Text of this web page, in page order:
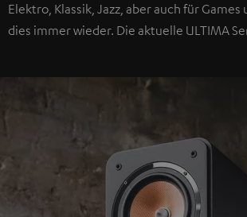
Elektro, Klassik, Jazz, aber auch für
dies immer wieder. Die aktuelle ULTIMA